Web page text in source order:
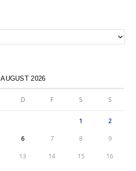
AUGUST 2026
D F S S
1 2
6 7 8 9
13 14 15 16